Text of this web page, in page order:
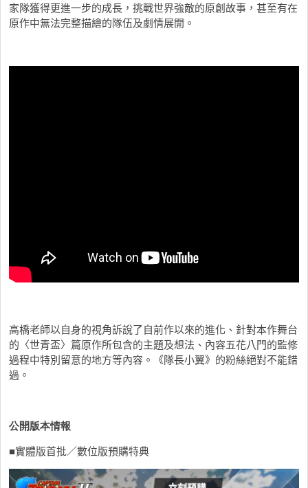
家隊獲得更進一步的成長， 挑戰世界強敵的原創故事，甚至有在
原作中無法完整描繪的隊伍及劇情展開。
高橋老師以自身的視角訴說了自前作以來的進化、針對本作舞台
的〈世青盃〉篇原作所包含的主題及想法、 內容五花八門的監修
過程中特別留意的地方等內容。《隊長小翼》的粉絲絕對不能錯
過。
公開版本情報
■實體版首批／數位版預購特典